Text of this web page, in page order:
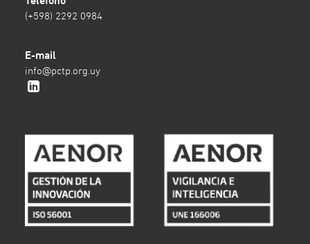
(+598) 2292 0984
E-mail
info@pctp.org.uy